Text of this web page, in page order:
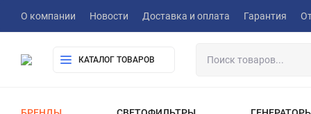
О компании Новости Доставка и оплата Гарантия
КАТАЛОГ ТОВАРОВ